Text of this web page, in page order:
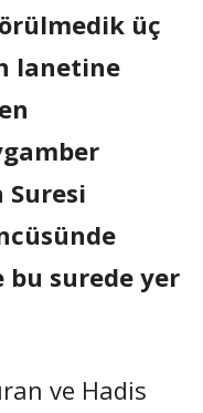
üç
lanetine
Suresi
bu surede yer
ve Hadis